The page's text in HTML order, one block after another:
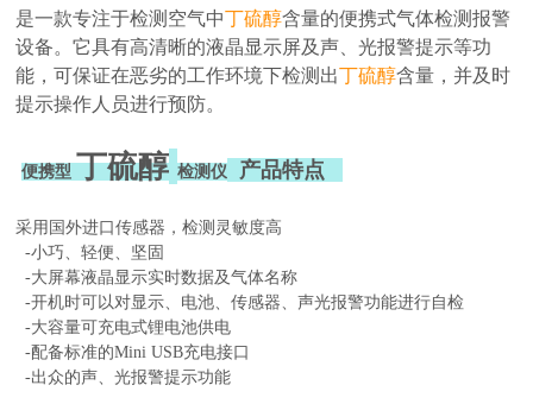
是一款专注于检测空气中丁硫醇含量的便携式气体检测报警
设备。它具有高清晰的液晶显示屏及声、光报警提示等功
能，可保证在恶劣的工作环境下检测出丁硫醇含量，并及时
提示操作人员进行预防。
便携型 丁硫醇 检测仪 产品特点
采用国外进口传感器，检测灵敏度高
-小巧、轻便、坚固
-大屏幕液晶显示实时数据及气体名称
-开机时可以对显示、电池、传感器、声光报警功能进行自检
-大容量可充电式锂电池供电
-配备标准的Mini USB充电接口
-出众的声、光报警提示功能